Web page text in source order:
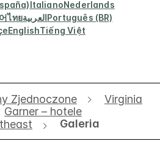
ItalianoNederlands
ไทยالعربيةPortuguês (BR)
EnglishTiếng Việt
Zjednoczone
Virginia
Garner – hotele
Galeria